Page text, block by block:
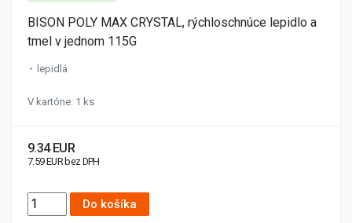
BISON POLY MAX CRYSTAL, rýchloschnúce lepidlo a
tmel v jednom 115G
lepidlá
V kartóne: 1 ks
9.34 EUR
7.59 EUR bez DPH
Do košíka